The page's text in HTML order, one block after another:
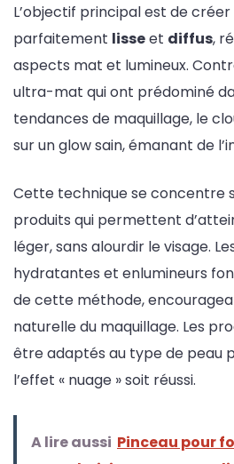
L’objectif principal est de
parfaitement lisseet diffus,
aspects mat et lumineux.
ultra-mat qui ont prédominé
tendances de maquillage, le
sur un glow sain, émanant de
Cette technique se concentre
produits qui permettent
léger, sans alourdir le visage.
hydratantes et enlumineurs
de cette méthode,
naturelle du maquillage. Les
être adaptés au type de peau
l’effet « nuage » soit réussi.
A lire aussi Pinceau pour